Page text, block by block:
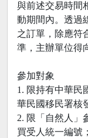
與前述交易時間
動期間內。透過
之訂單，除應符
準，主辦單位得
參加對象
1. 限持有中華民
華民國移民署核
2. 限「自然人」
買受人統一編號